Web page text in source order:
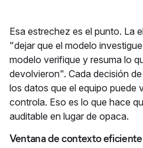
Esa estrechez es el punto. La
"dejar que el modelo
modelo verifique y resuma lo
devolvieron". Cada decisión
los datos que el equipo puede
controla. Eso es lo que hace
auditable en lugar de opaca.
Ventana de contexto